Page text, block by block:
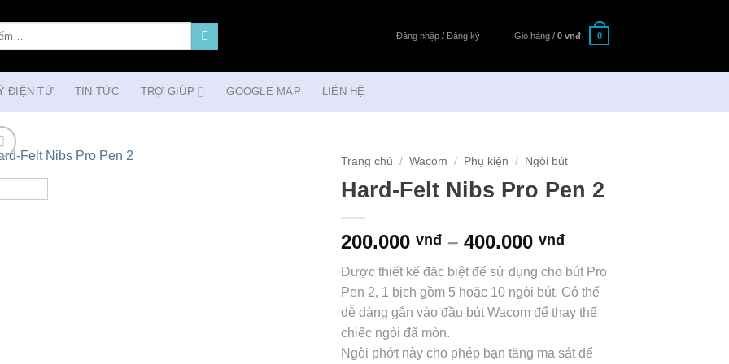
Đăng nhập / Đăng ký Giỏ hàng /0vnđ 0
ĐIỆN TỬ TIN TỨC TRỢ GIÚP GOOGLE MAP LIÊN HỆ
Trang chủ / Wacom / Phụ kiện / Ngòi bút
Hard-Felt Nibs Pro Pen 2
200.000 vnđ – 400.000 vnđKhoảng
giá:
từ
200.000 vnđ
đến
Được thiết kế đặc biệt để sử dụng cho bút Pro
Pen 2, 1 bịch gồm 5 hoặc 10 ngòi bút. Có thể
dễ dàng gắn vào đầu bút Wacom để thay thế
chiếc ngòi đã mòn.
Ngòi phớt này cho phép bạn tăng ma sát để